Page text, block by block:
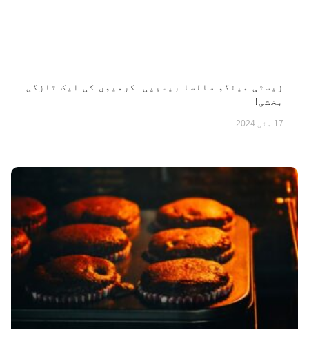
زیسٹی مینگو سالسا ریسیپی: گرمیوں کی ایک تازگی
بخشی!
17 مئی 2024